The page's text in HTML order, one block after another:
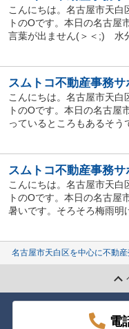
こんにちは。名古屋市天
トのOです。本日の名古
言葉が出ません(＞＜;) 水
スムトコ不動産事務サ
こんにちは。名古屋市天
トのOです。本日の名古
っているところもあるそう
スムトコ不動産事務サ
こんにちは。名古屋市天
トのOです。本日の名古
暑いです。そろそろ梅雨明
名古屋市天白区を中心に不動
電